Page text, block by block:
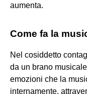
aumenta.
Come fa la
Nel cosiddetto
da un brano
emozioni che la
internamente,